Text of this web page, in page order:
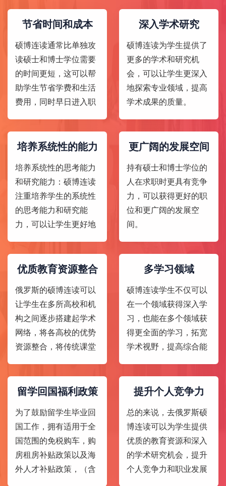
节省时间和成本
硕博连读通常比单独攻
读硕士和博士学位需要
的时间更短，这可以帮
助学生节省学费和生活
费用，同时早日进入职
平。
深入学术研究
硕博连读为学生提供了
更多的学术和研究机
会，可以让学生更深入
地探索专业领域，提高
学术成果的质量。
培养系统性的能力
培养系统性的思考能力
和研究能力：硕博连读
注重培养学生的系统性
的思考能力和研究能
力，可以让学生更好地
更广阔的发展空间
持有硕士和博士学位的
人在求职时更具有竞争
力，可以获得更好的职
位和更广阔的发展空
间。
优质教育资源整合
俄罗斯的硕博连读可以
让学生在多所高校和机
构之间逐步搭建起学术
网络，将各高校的优势
资源整合，将传统课堂
养和实践环节相结合。
多学习领域
硕博连读学生不仅可以
在一个领域获得深入学
习，也能在多个领域获
得更全面的学习，拓宽
学术视野，提高综合能
留学回国福利政策
为了鼓励留学生毕业回
国工作，拥有适用于全
国范围的免税购车，购
房租房补贴政策以及海
外人才补贴政策，（含
提升个人竞争力
总的来说，去俄罗斯硕
博连读可以为学生提供
优质的教育资源和深入
的学术研究机会，提升
个人竞争力和职业发展